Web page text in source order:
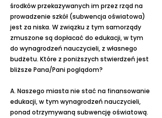
środków przekazywanych im przez rząd na
prowadzenie szkół (subwencja oświatowa)
jest za niska. W związku z tym samorządy
zmuszone są dopłacać do edukacji, w tym
do wynagrodzeń nauczycieli, z własnego
budżetu. Które z poniższych stwierdzeń jest
bliższe Pana/Pani poglądom?
A. Naszego miasta nie stać na finansowanie
edukacji, w tym wynagrodzeń nauczycieli,
ponad otrzymywaną subwencję oświatową.